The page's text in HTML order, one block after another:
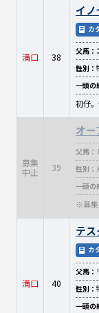
満口 38
イ
カ
父馬：
性別：
一頭の
初仔
募集
中止
39
オ
父馬：
性別：
一頭の
※募集
満口 40
テ
カ
父馬：
性別：
一頭の